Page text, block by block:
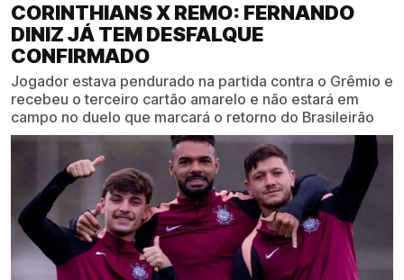
CORINTHIANS X REMO: FERNANDO
DINIZ JÁ TEM DESFALQUE
CONFIRMADO
Jogador estava pendurado na partida contra o Grêmio e
recebeu o terceiro cartão amarelo e não estará em
campo no duelo que marcará o retorno do Brasileirão